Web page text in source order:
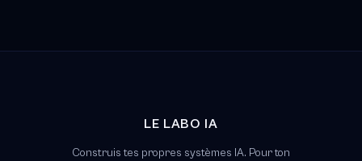
LE LABO IA
Construis tes propres systèmes IA. Pour ton